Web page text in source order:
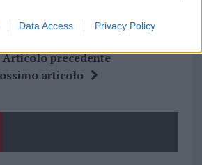
Data Access Privacy Policy
h
at
s
p
h
a
re
Articolo precedente
articolo